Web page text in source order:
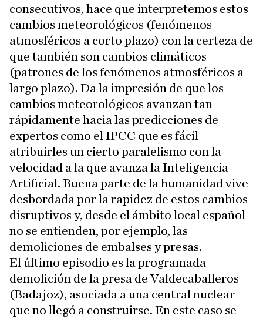
consecutivos, hace que interpretemos estos
cambios meteorológicos (fenómenos
atmosféricos a corto plazo) con la certeza de
que también son cambios climáticos
(patrones de los fenómenos atmosféricos a
largo plazo). Da la impresión de que los
cambios meteorológicos avanzan tan
rápidamente hacia las predicciones de
expertos como el IPCC que es fácil
atribuirles un cierto paralelismo con la
velocidad a la que avanza la Inteligencia
Artificial. Buena parte de la humanidad vive
desbordada por la rapidez de estos cambios
disruptivos y, desde el ámbito local español
no se entienden, por ejemplo, las
demoliciones de embalses y presas.
El último episodio es la programada
demolición de la presa de Valdecaballeros
(Badajoz), asociada a una central nuclear
que no llegó a construirse. En este caso se